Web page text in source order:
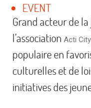
EVENT
Grand acteur de
l’association Acti City
populaire en
culturelles et de
initiatives des